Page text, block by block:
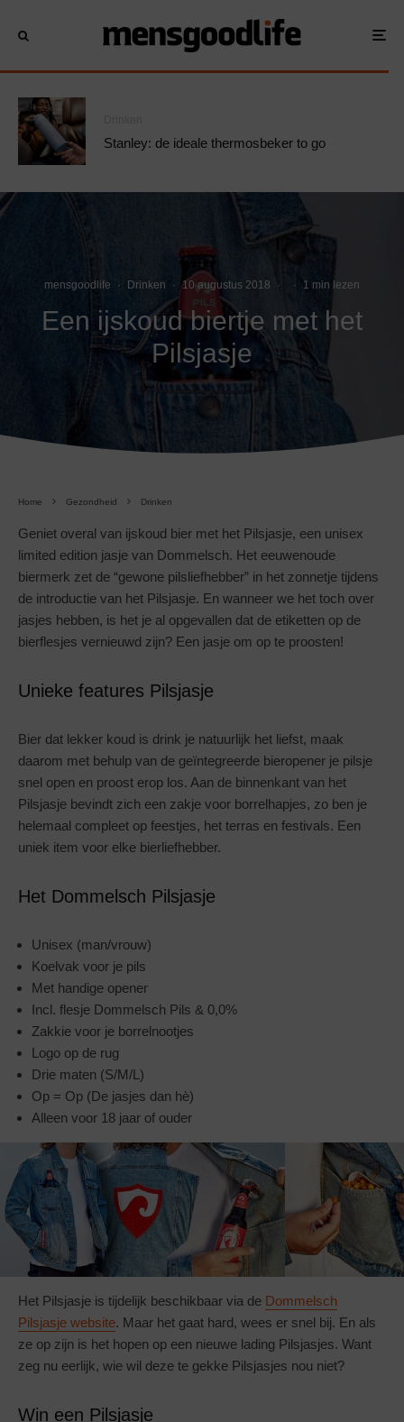
Stanley: de ideale thermosbeker to go
mensgoodlife · Drinken · 10 augustus 2018 · · 1 min lezen
Een ijskoud biertje met het
Pilsjasje
Home Gezondheid Drinken
Geniet overal van ijskoud bier met het Pilsjasje, een unisex
limited edition jasje van Dommelsch. Het eeuwenoude
biermerk zet de “gewone pilsliefhebber” in het zonnetje tijdens
de introductie van het Pilsjasje. En wanneer we het toch over
jasjes hebben, is het je al opgevallen dat de etiketten op de
bierflesjes vernieuwd zijn? Een jasje om op te proosten!
Unieke features Pilsjasje
Bier dat lekker koud is drink je natuurlijk het liefst, maak
daarom met behulp van de geïntegreerde bieropener je pilsje
snel open en proost erop los. Aan de binnenkant van het
Pilsjasje bevindt zich een zakje voor borrelhapjes, zo ben je
helemaal compleet op feestjes, het terras en festivals. Een
uniek item voor elke bierliefhebber.
Het Dommelsch Pilsjasje
Unisex (man/vrouw)
Koelvak voor je pils
Met handige opener
Incl. flesje Dommelsch Pils & 0,0%
Zakkie voor je borrelnootjes
Logo op de rug
Drie maten (S/M/L)
Op = Op (De jasjes dan hè)
Alleen voor 18 jaar of ouder
Het Pilsjasje is tijdelijk beschikbaar via de Dommelsch
Pilsjasje website. Maar het gaat hard, wees er snel bij. En als
ze op zijn is het hopen op een nieuwe lading Pilsjasjes. Want
zeg nu eerlijk, wie wil deze te gekke Pilsjasjes nou niet?
Win een Pilsjasje